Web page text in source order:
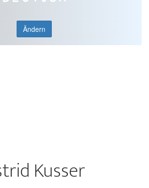
Ändern
Kusser